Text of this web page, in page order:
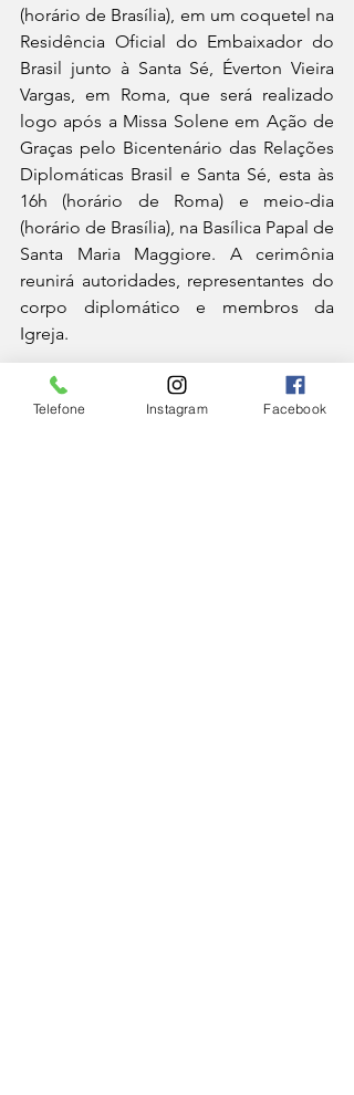
(horário de Brasília), em um coquetel na
Residência Oficial do Embaixador do
Brasil junto à Santa Sé, Éverton Vieira
Vargas, em Roma, que será realizado
logo após a Missa Solene em Ação de
Graças pelo Bicentenário das Relações
Diplomáticas Brasil e Santa Sé, esta às
16h (horário de Roma) e meio-dia
(horário de Brasília), na Basílica Papal de
Santa Maria Maggiore. A cerimônia
reunirá autoridades, representantes do
corpo diplomático e membros da
Igreja.
Também nessa sexta-feira, encerrando
o dia de comemorações, à meia-noite
Telefone Instagram Facebook